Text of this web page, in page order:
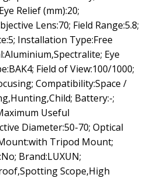
Relief (mm):20;
Lens:70; Field Range:5.8;
Installation Type:Free
Eye
Field of View:100/1000;
Compatibility:Space /
Battery:-;
Useful
Diameter:50-70; Optical
Tripod Mount;
Brand:LUXUN;
Scope,High